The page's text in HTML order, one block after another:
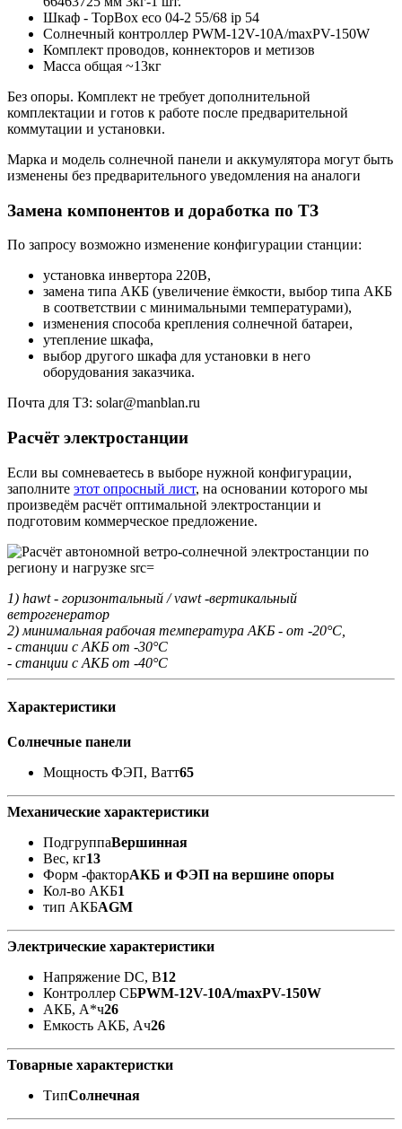
Шкаф - TopBox eco 04-2 55/68 ip 54
Солнечный контроллер PWM-12V-10A/maxPV-150W
Комплект проводов, коннекторов и метизов
Масса общая ~13кг
Без опоры. Комплект не требует дополнительной
комплектации и готов к работе после предварительной
коммутации и установки.
Марка и модель солнечной панели и аккумулятора могут быть
изменены без предварительного уведомления на аналоги
Замена компонентов и доработка по ТЗ
По запросу возможно изменение конфигурации станции:
установка инвертора 220В,
замена типа АКБ (увеличение ёмкости, выбор типа АКБ
в соответствии с минимальными температурами),
изменения способа крепления солнечной батареи,
утепление шкафа,
выбор другого шкафа для установки в него
оборудования заказчика.
Почта для ТЗ: solar@manblan.ru
Расчёт электростанции
Если вы сомневаетесь в выборе нужной конфигурации,
заполните этот опросный лист, на основании которого мы
произведём расчёт оптимальной электростанции и
подготовим коммерческое предложение.
1) hawt - горизонтальный / vawt -вертикальный
ветрогенератор
2) минимальная рабочая температура АКБ - от -20°С,
- станции с АКБ от -30°С
- станции с АКБ от -40°С
Характеристики
Солнечные панели
Мощность ФЭП, Ватт65
Механические характеристики
ПодгруппаВершинная
Вес, кг13
Форм -факторАКБ и ФЭП на вершине опоры
Кол-во АКБ1
тип АКБAGM
Электрические характеристики
Напряжение DC, В12
Контроллер СБPWM-12V-10A/maxPV-150W
АКБ, А*ч26
Емкость АКБ, Ач26
Товарные характеристки
ТипСолнечная